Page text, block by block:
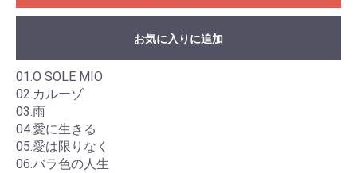
お気に入りに追加
01.O SOLE MIO
02.カルーゾ
03.雨
04.愛に生きる
05.愛は限りなく
06.バラ色の人生